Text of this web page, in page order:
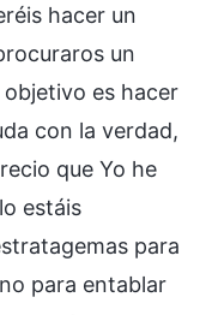
hacer un
un
es hacer
con la verdad,
que Yo he
estáis
para
para entablar